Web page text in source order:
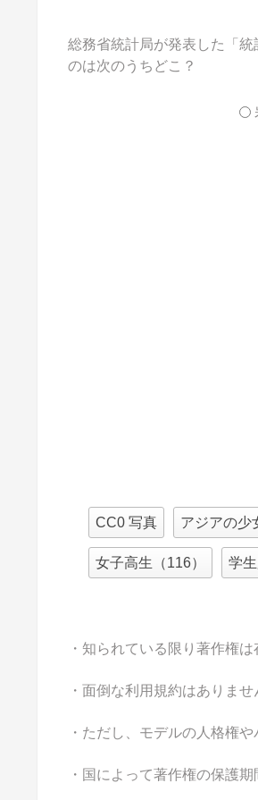
総務省統計局が発表した「
のは次のうちどこ？
CC0 写真 アジアの少
女子高生（116） 学
・知られている限り著作権
・面倒な利用規約はありま
・ただし、モデルの人格権
・国によって著作権の保護